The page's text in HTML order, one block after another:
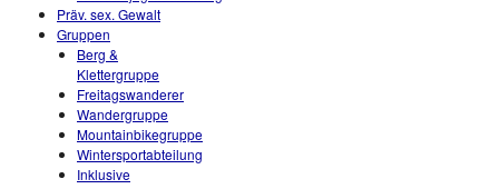
Präv. sex. Gewalt
Gruppen
Berg &
Klettergruppe
Freitagswanderer
Wandergruppe
Mountainbikegruppe
Wintersportabteilung
Inklusive